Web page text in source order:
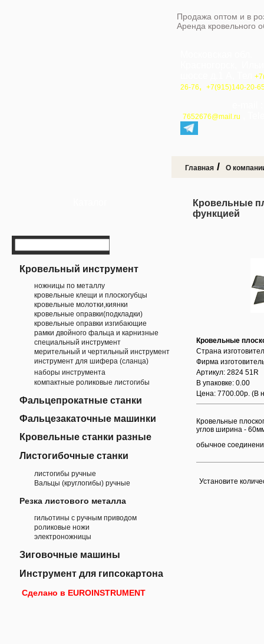
Продажа оптом и в
Аренда кровельного
26-76, +7(915)140-20-
7652676@mail.ru
Главная / О
Кровельный инструмент
ножницы по металлу
кровельные клещи и плоскогубцы
кровельные молотки,киянки
кровельные оправки(подкладки)
кровельные оправки изгибающие
рамки двойного фальца и карнизные
специальный инструмент
мерительный и чертильный инструмент
инструмент для шифера (сланца)
наборы инструмента
компактные роликовые листогибы
Фальцепрокатные станки
Фальцезакаточные машинки
Кровельные станки разные
Листогибочные станки
листогибы ручные
Вальцы (круглогибы) ручные
Резка листового металла
гильотины с ручным приводом
роликовые ножи
электроножницы
Зиговочные машины
Инструмент для гипсокартона
Сделано в EUROINSTRUMENT
Кровельные
функцией
Кровельные
Страна
Фирма
Артикул: 2824 51R
В упаковке: 0.00
Цена: 7700.00р. (В
Кровельные
углов ширина -
обычное
Установите